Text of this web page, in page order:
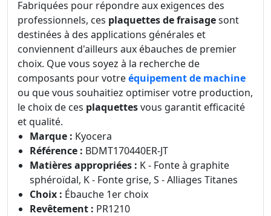
Fabriquées pour répondre aux exigences des
professionnels, ces plaquettes de fraisagesont
destinées à des applications générales et
conviennent d'ailleurs aux ébauches de premier
choix. Que vous soyez à la recherche de
composants pour votreéquipement de machine
ou que vous souhaitiez optimiser votre production,
le choix de ces plaquettesvous garantit efficacité
et qualité.
Marque : Kyocera
Référence : BDMT170440ER-JT
Matières appropriées : K - Fonte à graphite
sphéroïdal, K - Fonte grise, S - Alliages Titanes
Choix : Ébauche 1er choix
Revêtement : PR1210